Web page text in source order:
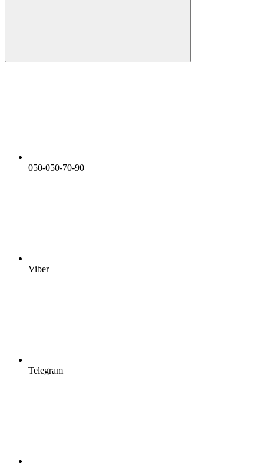
050-050-70-90
Viber
Telegram